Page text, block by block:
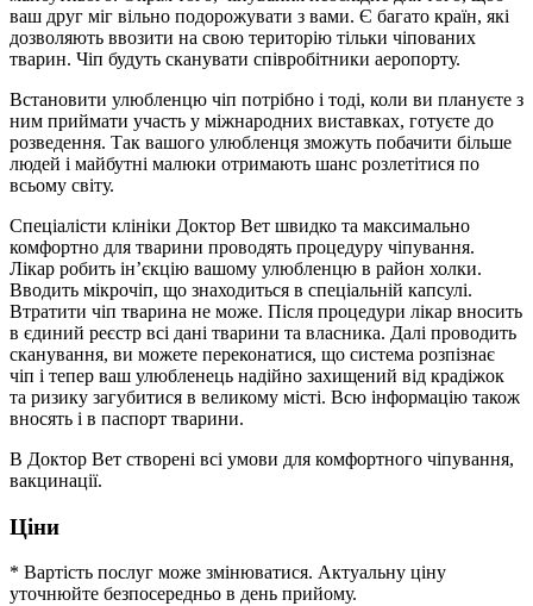
ваш друг міг вільно подорожувати з вами. Є багато країн, які
дозволяють ввозити на свою територію тільки чіпованих
тварин. Чіп будуть сканувати співробітники аеропорту.
Встановити улюбленцю чіп потрібно і тоді, коли ви плануєте з
ним приймати участь у міжнародних виставках, готуєте до
розведення. Так вашого улюбленця зможуть побачити більше
людей і майбутні малюки отримають шанс розлетітися по
всьому світу.
Спеціалісти клініки Доктор Вет швидко та максимально
комфортно для тварини проводять процедуру чіпування.
Лікар робить ін’єкцію вашому улюбленцю в район холки.
Вводить мікрочіп, що знаходиться в спеціальній капсулі.
Втратити чіп тварина не може. Після процедури лікар вносить
в єдиний реєстр всі дані тварини та власника. Далі проводить
сканування, ви можете переконатися, що система розпізнає
чіп і тепер ваш улюбленець надійно захищений від крадіжок
та ризику загубитися в великому місті. Всю інформацію також
вносять і в паспорт тварини.
В Доктор Вет створені всі умови для комфортного чіпування,
вакцинації.
Ціни
* Вартість послуг може змінюватися. Актуальну ціну
уточнюйте безпосередньо в день прийому.